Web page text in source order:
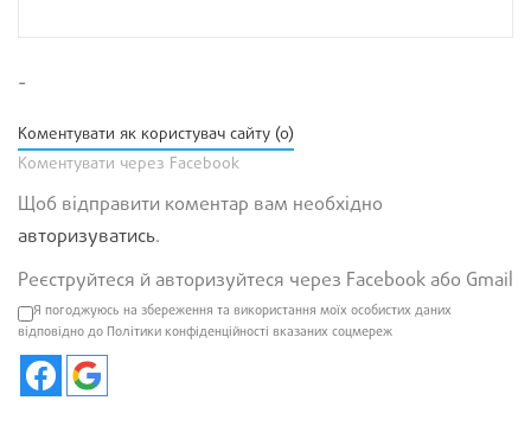
-
Коментувати як користувач сайту (0)
Коментувати через Facebook
Щоб відправити коментар вам необхідно
авторизуватись.
Реєструйтеся й авторизуйтеся через Facebook або Gmail
Я погоджуюсь на збереження та використання моїх особистих даних
відповідно до Політики конфіденційності вказаних соцмереж